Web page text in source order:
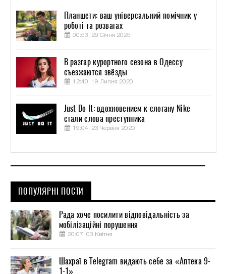
Планшети: ваш універсальний помічник у
роботі та розвагах
00:53, 29 Січня 2025
В разгар курортного сезона в Одессу
съезжаются звёзды
12:40, 19 Липня 2020
Just Do It: вдохновением к слогану Nike
стали слова преступника
19:04, 23 Червня 2020
ПОПУЛЯРНІ ПОСТИ
Рада хоче посилити відповідальність за
мобілізаційні порушення
20:07, 03 Квітня
Шахраї в Telegram видають себе за «Аптека 9-
1-1»